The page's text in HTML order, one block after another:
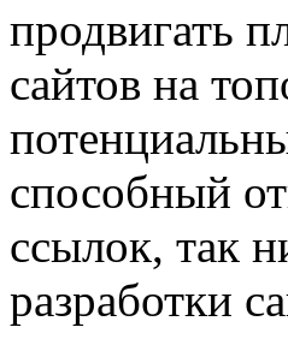
продвигать
сайтов на
способный
ссылок, так
разработки